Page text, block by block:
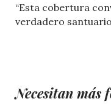
“Esta cobertura
verdadero
Necesitan más